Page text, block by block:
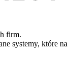
firm.
systemy, które na